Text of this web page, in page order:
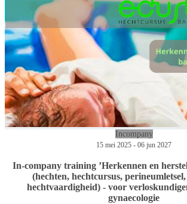
Incompany
15 mei 2025 - 06 jun 2027
In-company training ’Herkennen en
(hechten, hechtcursus,
hechtvaardigheid) - voor
gynaecologie